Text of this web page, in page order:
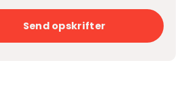
Send opskrifter